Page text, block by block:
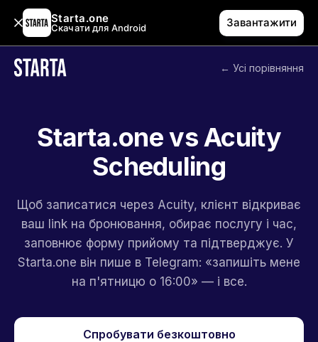
Starta.one
Скачати для Android Завантажити
← Усі порівняння
Starta.one vs Acuity
Scheduling
Щоб записатися через Acuity, клієнт відкриває
ваш link на бронювання, обирає послугу і час,
заповнює форму прийому та підтверджує. У
Starta.one він пише в Telegram: «запишіть мене
на п'ятницю о 16:00» — і все.
Спробувати безкоштовно